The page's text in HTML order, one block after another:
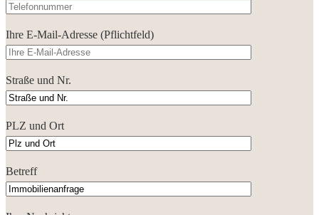
Ihre E-Mail-Adresse (Pflichtfeld)
Straße und Nr.
PLZ und Ort
Betreff